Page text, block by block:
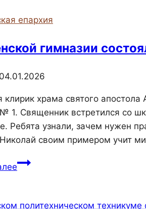
епархия
гимназии
клирик храма святого
1. Священник встретился со
Ребята узнали, зачем нужен
Николай своим примером учит
В
состоялась